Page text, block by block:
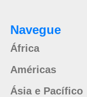
Navegue
África
Américas
Ásia e Pacífico